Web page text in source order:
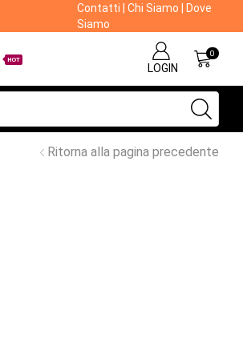
Contatti Chi Siamo
Dove
Siamo
HOT
LOGIN
0
Ritorna alla pagina precedente